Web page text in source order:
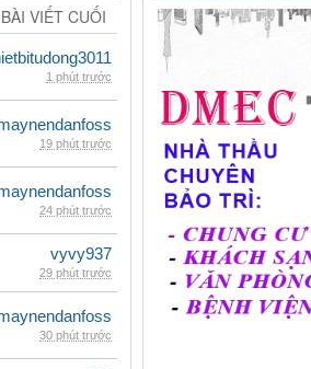
BÀI VIẾT CUỐI
1 phút trước
19 phút trước
24 phút trước
vyvy937
29 phút trước
30 phút trước